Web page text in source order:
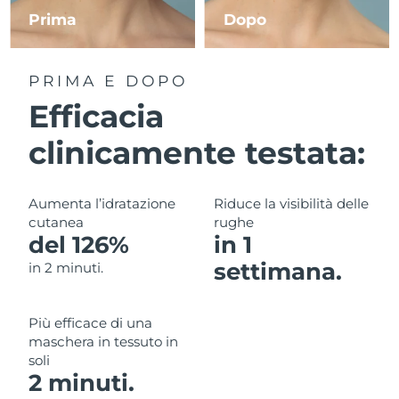
Prima Dopo
PRIMA E DOPO
Efficacia
clinicamente testata:
Aumenta l’idratazione
cutanea
del 126%
in 2 minuti.
Riduce la visibilità delle
rughe
in 1
settimana.
Più efficace di una
maschera in tessuto in
soli
2 minuti.
RAS di Macao Consegna stimata
Malaysia
Malta
Messico Consegna stimata 8/15/26
Monaco Consegna stimata8/12/26
Paesi Bassi Consegna stimata
Norvegia
Oman